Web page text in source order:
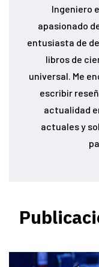
Ingeniero
apasionado
entusiasta de
libros de
universal. Me
escribir
actualidad
actuales y